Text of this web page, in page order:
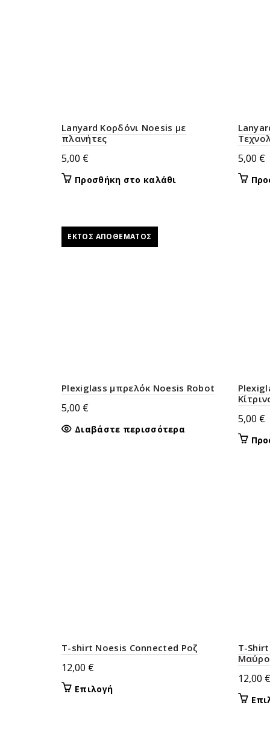
Lanyard Κορδόνι Noesis με
πλανήτες
5,00 €
Προσθήκη στο καλάθι
5,00 €
ΕΚΤΌΣ ΑΠΟΘΈΜΑΤΟΣ
Plexiglass μπρελόκ Noesis Robot
5,00 €
Διαβάστε περισσότερα
5,00 €
T-shirt Noesis Connected Ροζ
12,00 €
ΕπιλογήΑυτό
T-
Μαύρο
12,00 €